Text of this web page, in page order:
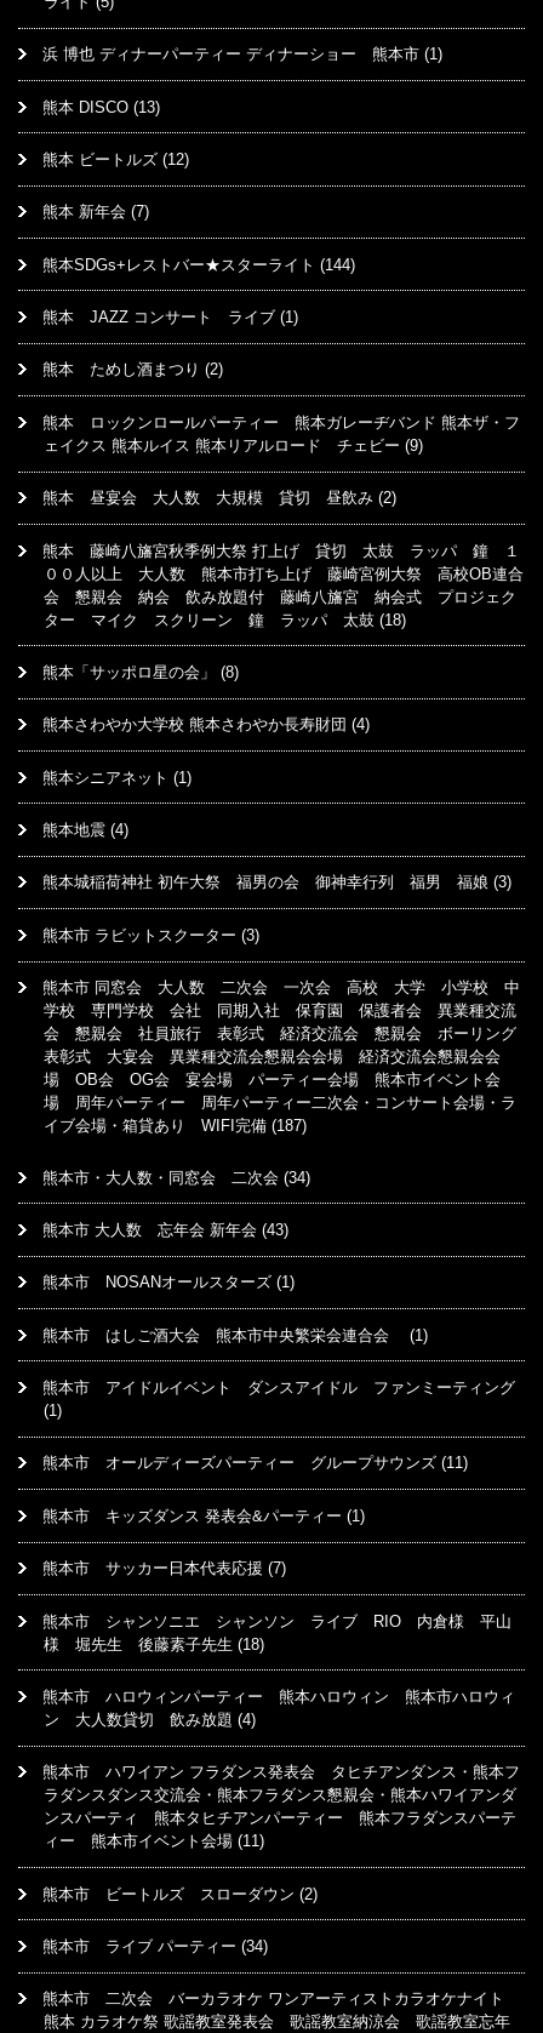
浜 博也 ディナーパーティー ディナーショー 熊本市 (1)
熊本 DISCO (13)
熊本 ビートルズ (12)
熊本 新年会 (7)
熊本SDGs+レストバー★スターライト (144)
熊本 JAZZ コンサート ライブ (1)
熊本 ためし酒まつり (2)
熊本 ロックンロールパーティー 熊本ガレーヂバンド 熊本ザ・フ
ェイクス 熊本ルイス 熊本リアルロード チェビー (9)
熊本 昼宴会 大人数 大規模 貸切 昼飲み (2)
熊本 藤崎八旛宮秋季例大祭 打上げ 貸切 太鼓 ラッパ 鐘 １
００人以上 大人数 熊本市打ち上げ 藤崎宮例大祭 高校OB連合
会 懇親会 納会 飲み放題付 藤崎八旛宮 納会式 プロジェク
ター マイク スクリーン 鐘 ラッパ 太鼓 (18)
熊本「サッポロ星の会」 (8)
熊本さわやか大学校 熊本さわやか長寿財団 (4)
熊本シニアネット (1)
熊本地震 (4)
熊本城稲荷神社 初午大祭 福男の会 御神幸行列 福男 福娘 (3)
熊本市 ラビットスクーター (3)
熊本市 同窓会 大人数 二次会 一次会 高校 大学 小学校 中
学校 専門学校 会社 同期入社 保育園 保護者会 異業種交流
会 懇親会 社員旅行 表彰式 経済交流会 懇親会 ボーリング
表彰式 大宴会 異業種交流会懇親会会場 経済交流会懇親会会
場 OB会 OG会 宴会場 パーティー会場 熊本市イベント会
場 周年パーティー 周年パーティー二次会・コンサート会場・ラ
イブ会場・箱貸あり WIFI完備 (187)
熊本市・大人数・同窓会 二次会 (34)
熊本市 大人数 忘年会 新年会 (43)
熊本市 NOSANオールスターズ (1)
熊本市 はしご酒大会 熊本市中央繁栄会連合会 (1)
熊本市 アイドルイベント ダンスアイドル ファンミーティング
(1)
熊本市 オールディーズパーティー グループサウンズ (11)
熊本市 キッズダンス 発表会&パーティー (1)
熊本市 サッカー日本代表応援 (7)
熊本市 シャンソニエ シャンソン ライブ RIO 内倉様 平山
様 堀先生 後藤素子先生 (18)
熊本市 ハロウィンパーティー 熊本ハロウィン 熊本市ハロウィ
ン 大人数貸切 飲み放題 (4)
熊本市 ハワイアン フラダンス発表会 タヒチアンダンス・熊本フ
ラダンスダンス交流会・熊本フラダンス懇親会・熊本ハワイアンダ
ンスパーティ 熊本タヒチアンパーティー 熊本フラダンスパーテ
ィー 熊本市イベント会場 (11)
熊本市 ビートルズ スローダウン (2)
熊本市 ライブ パーティー (34)
熊本市 二次会 バーカラオケ ワンアーティストカラオケナイト
熊本 カラオケ祭 歌謡教室発表会 歌謡教室納涼会 歌謡教室忘年